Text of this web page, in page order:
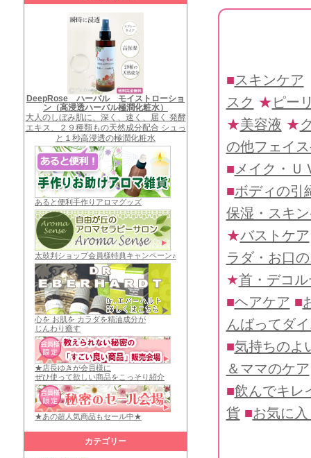
DeepRose ハーバル モイストローショ
ン（高浸透ハーバル極潤化粧水）
大人のしぼみ肌に、深く、速く、届く 発酵
エキス、２９種類もの天然成分配合 シュっ
と１秒高浸透の極潤化粧水
あると便利手作りアロマグッズ
太鼓判ショップ会員様特典キャンペーン♪
心を お肌を カラダを精油成分が
じんわり癒す
★店長ゆきが会員様に
ぜひ使って欲しい商品をこっそり紹介
★あの超人気商品もセール中★
カテゴリー
■スキンケア
スク ★ピー
★美容液 ★
の他フェイ
■ メイク・Ｕ
■ボディの引
保湿・スキ
★バストケア
ラダ・お口
★首・デコ
■ヘアケア ■
んばってダ
■気持ちのよ
＆ママのケア
■飲んでキレ
貨■お気に